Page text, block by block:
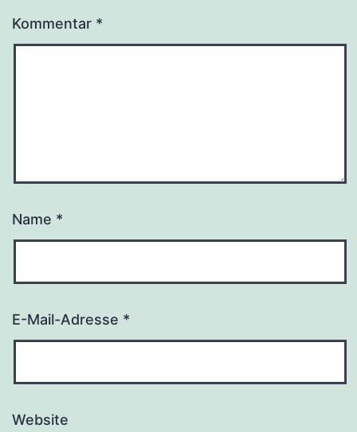
Kommentar *
Name *
E-Mail-Adresse *
Website